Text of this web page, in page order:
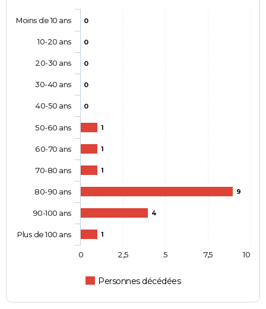
0
0
0
0
0
1
1
1
9
4
1
Personnes décédées
Moins de 10 ans
10-20 ans
20-30 ans
30-40 ans
40-50 ans
50-60 ans
60-70 ans
70-80 ans
80-90 ans
90-100 ans
Plus de 100 ans
0 10
2,5 5 7,5